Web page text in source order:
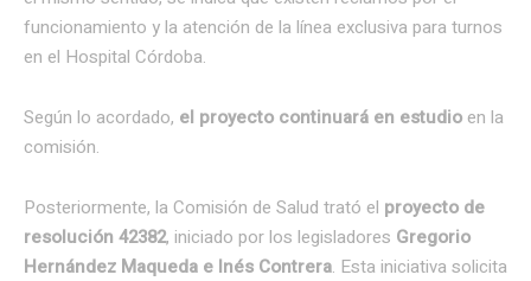
funcionamiento y la atención de la línea exclusiva para turnos
en el Hospital Córdoba.
Según lo acordado, el proyecto continuará en estudio en la
comisión.
Posteriormente, la Comisión de Salud trató el proyecto de
resolución 42382, iniciado por los legisladores Gregorio
Hernández Maqueda e Inés Contrera. Esta iniciativa solicita